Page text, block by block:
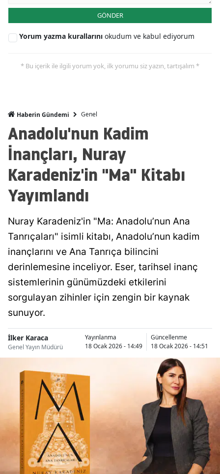
GÖNDER
Yorum yazma kurallarını okudum ve kabul ediyorum
* Bu içerik ile ilgili yorum yok, ilk yorumu siz yazın, tartışalım *
Haberin Gündemi Genel
Anadolu'nun Kadim
İnançları, Nuray
Karadeniz'in "Ma" Kitabı
Yayımlandı
Nuray Karadeniz'in "Ma: Anadolu’nun Ana
Tanrıçaları" isimli kitabı, Anadolu’nun kadim
inançlarını ve Ana Tanrıça bilincini
derinlemesine inceliyor. Eser, tarihsel inanç
sistemlerinin günümüzdeki etkilerini
sorgulayan zihinler için zengin bir kaynak
sunuyor.
İlker Karaca
Genel Yayın Müdürü
Yayınlanma
18 Ocak 2026 - 14:49
Güncellenme
18 Ocak 2026 - 14:51